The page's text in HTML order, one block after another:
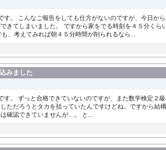
す。 こんなご報告をしても仕方がないのですが、今日
きてしまいました。 ですから家をでる時刻を４５分く
、考えてみれば朝４５分時間が削られるなら...
みました
す。 ずっと合格できていないのですが、また数学検定２
ただろうとタカを括っていたんですけどね。ですから結
確認できていませんが…。 と...